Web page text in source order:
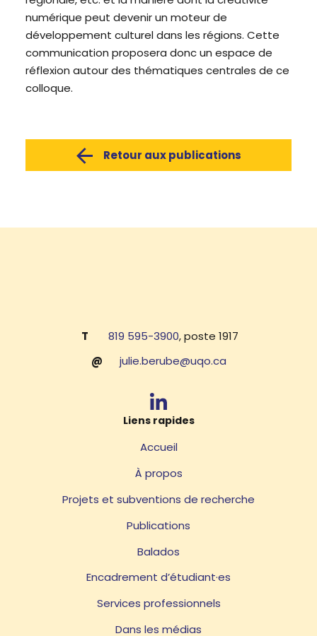
numérique peut devenir un moteur de
développement culturel dans les régions. Cette
communication proposera donc un espace de
réflexion autour des thématiques centrales de ce
colloque.
Retour aux publications
T 819 595-3900, poste 1917
@
julie.berube@uqo.ca
Liens rapides
Accueil
À propos
Projets et subventions de recherche
Publications
Balados
Encadrement d’étudiant·es
Services professionnels
Dans les médias